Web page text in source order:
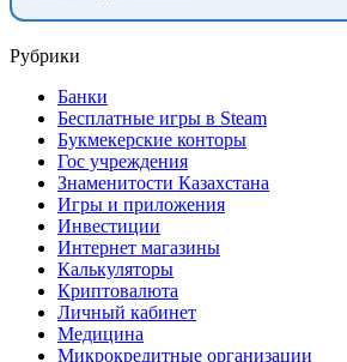
Рубрики
Банки
Бесплатные игры в Steam
Букмекерские конторы
Гос учреждения
Знаменитости Казахстана
Игры и приложения
Инвестиции
Интернет магазины
Калькуляторы
Криптовалюта
Личный кабинет
Медицина
Микрокредитные организации